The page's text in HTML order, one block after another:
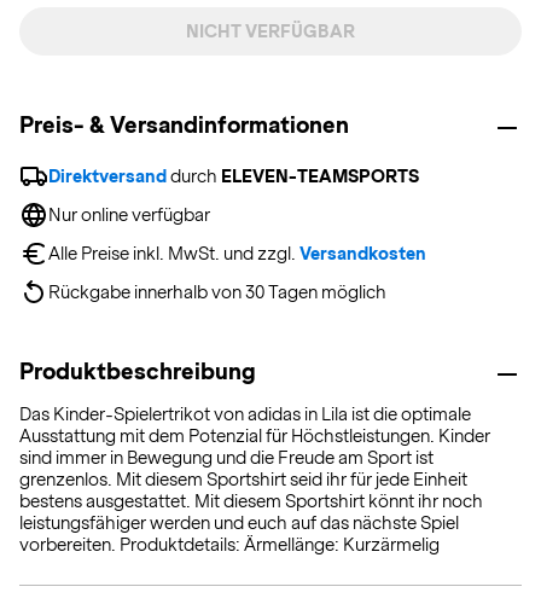
NICHT VERFÜGBAR
Preis- & Versandinformationen
Direktversand durch ELEVEN-TEAMSPORTS
Nur online verfügbar
Alle Preise inkl. MwSt. und zzgl. Versandkosten
Rückgabe innerhalb von 30 Tagen möglich
Produktbeschreibung
Das Kinder-Spielertrikot von adidas in Lila ist die optimale
Ausstattung mit dem Potenzial für Höchstleistungen. Kinder
sind immer in Bewegung und die Freude am Sport ist
grenzenlos. Mit diesem Sportshirt seid ihr für jede Einheit
bestens ausgestattet. Mit diesem Sportshirt könnt ihr noch
leistungsfähiger werden und euch auf das nächste Spiel
vorbereiten. Produktdetails: Ärmellänge: Kurzärmelig